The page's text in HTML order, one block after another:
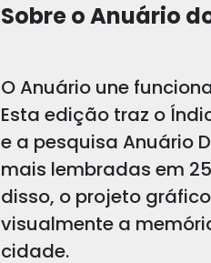
Sobre o Anuário
O Anuário une
Esta edição traz o
e a pesquisa Anuário
mais lembradas em
disso, o projeto
visualmente a
cidade.